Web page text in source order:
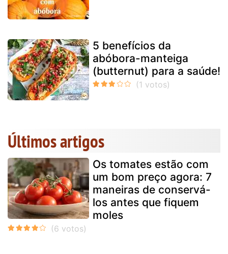
5 benefícios da
abóbora-manteiga
(butternut) para a saúde!
Últimos artigos
Os tomates estão com
um bom preço agora: 7
maneiras de conservá-
los antes que fiquem
moles